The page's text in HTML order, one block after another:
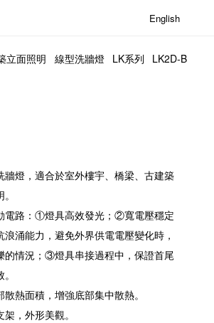
English
立面照明 線型洗牆燈 LK系列 LK2D-B
牆燈，適合於室外樓宇、橋梁、古建築
電路：①燈具高效發光；②寬電壓穩定
浪涌能力，避免外界供電電壓變化時，
的情況；③燈具串接過程中，保證首尾
熱面積，增強底部集中散熱。
，外形美觀。